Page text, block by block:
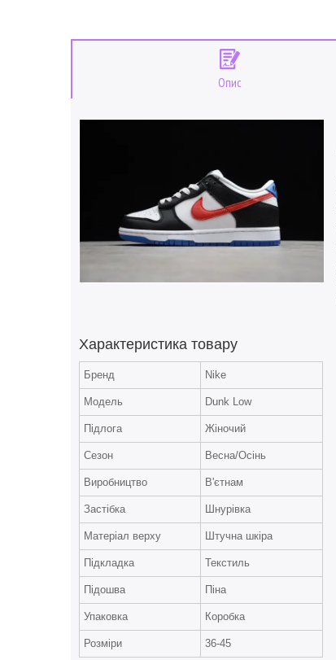
Опис
Характеристика товару
Бренд Nike
Модель Dunk Low
Підлога Жіночий
Сезон Весна/Осінь
Виробництво В'єтнам
Застібка Шнурівка
Матеріал верху Штучна шкіра
Підкладка Текстиль
Підошва Піна
Упаковка Коробка
Розміри 36-45